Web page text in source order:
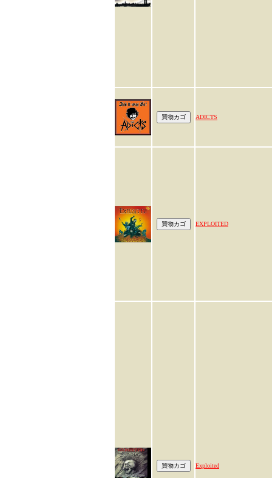
ADICTS
EXPLOITED
Exploited